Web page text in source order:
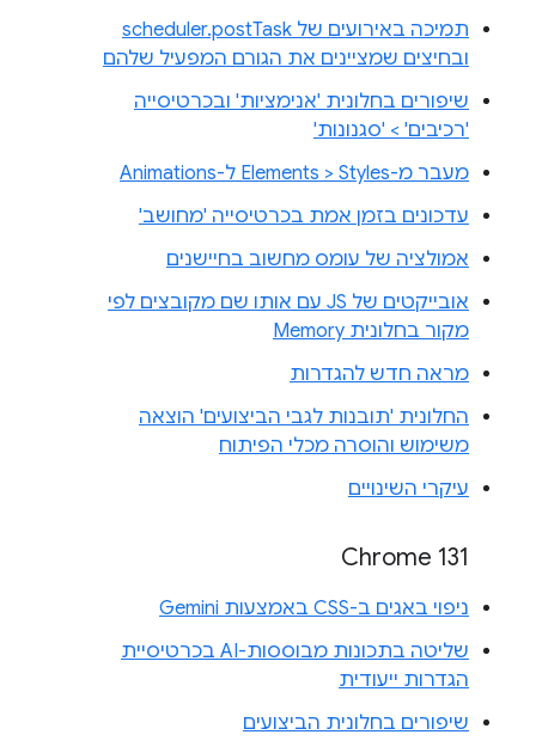
תמיכה באירועים של scheduler.postTask
ובחיצים שמציינים את הגורם המפעיל שלהם
שיפורים בחלונית 'אנימציות' ובכרטיסייה
'רכיבים' > 'סגנונות'
מעבר מ-Elements > Styles ל-Animations
עדכונים בזמן אמת בכרטיסייה 'מחושב'
אמולציה של עומס מחשוב בחיישנים
אובייקטים של JS עם אותו שם מקובצים לפי
מקור בחלונית Memory
מראה חדש להגדרות
החלונית 'תובנות לגבי הביצועים' הוצאה
משימוש והוסרה מכלי הפיתוח
עיקרי השינויים
Chrome 131
ניפוי באגים ב-CSS באמצעות Gemini
שליטה בתכונות מבוססות-AI בכרטיסיית
הגדרות ייעודית
שיפורים בחלונית הביצועים